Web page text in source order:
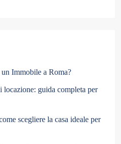
Immobile a Roma?
guida completa per
scegliere la casa ideale per